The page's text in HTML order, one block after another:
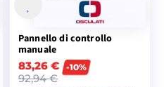
Pannello di controllo
manuale
83,26 €
92,94 €
-10%